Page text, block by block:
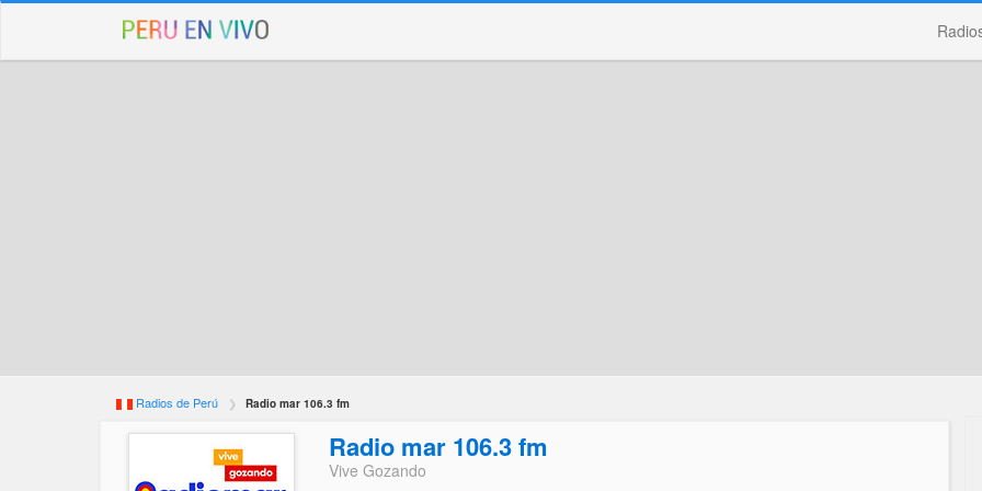
Radios de Perú Radio mar 106.3 fm
Radio mar 106.3 fm
Vive Gozando